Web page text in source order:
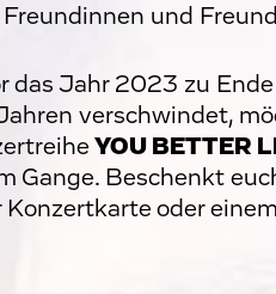
Freundinnen und
das Jahr 2023 zu
verschwindet,
YOU BETTER
Gange. Beschenkt
Konzertkarte oder